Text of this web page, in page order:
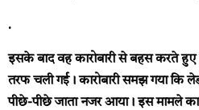
.
इसके बाद वह कारोबारी से बहस करते
तरफ चली गई। कारोबारी समझ गया कि
पीछे-पीछे जाता नजर आया। इस मामले